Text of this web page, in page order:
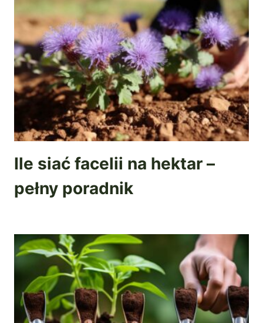
Ile siać facelii na hektar –
pełny poradnik